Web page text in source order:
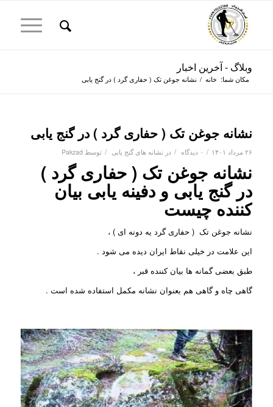
وبلاگ - آخرین اخبار
مکان شما: خانه / نشانه جوغن تک ( حفاری گرد ) در گنج یابی
نشانه جوغن تک ( حفاری گرد ) در گنج یابی
۲۶ مرداد ۱۴۰۱ / ۰ دیدگاه / در نشانه های گنج یابی / توسط Pakzad
نشانه جوغن تک ( حفاری گرد )
در گنج یابی و دفینه یابی بیان
کننده چیست
نشانه جوغن تک ( حفاری گرد یه دونه ای ) ،
این علامت در خیلی نقاط ایران دیده می شود .
طبق بعضی گمانه ها بیان کننده قبر ،
گاهی چاه و گاهی هم بعنوان نشانه مکمل استفاده شده است .